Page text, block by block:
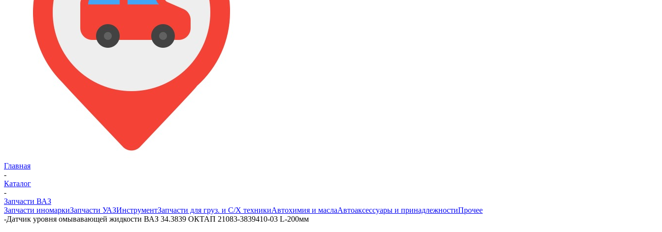
Главная
-
Каталог
-
Запчасти ВАЗ
Запчасти иномаркиЗапчасти УАЗИнструментЗапчасти для груз. и С/Х техникиАвтохимия и маслаАвтоаксессуары и принадлежностиПрочее
-Датчик уровня омывавающей жидкости ВАЗ 34.3839 ОКТАП 21083-3839410-03 L-200мм